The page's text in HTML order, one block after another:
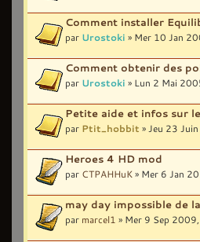
Comment installer
par Urostoki » Mer 10 Jan
Comment obtenir des
par Urostoki » Lun 2 Mai
Petite aide et infos sur
par Ptit_hobbit » Jeu 23
Heroes 4 HD mod
par CTPAHHuK» Mer 6 Jan
may day impossible de
par marcel1 » Mer 9 Sep